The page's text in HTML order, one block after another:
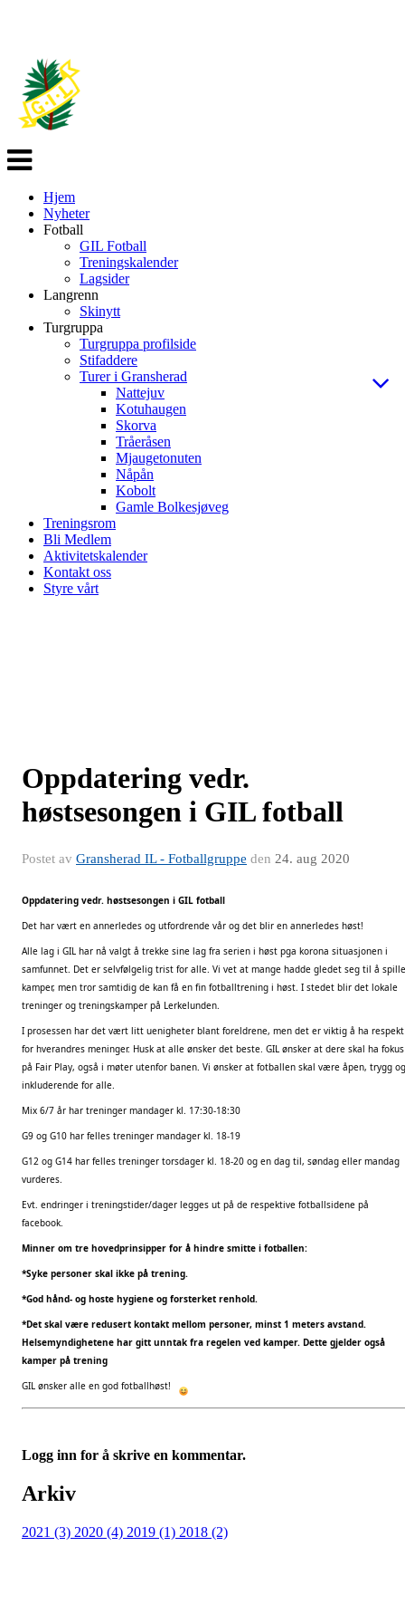
Veksle
navigasjon
Hjem
Nyheter
Fotball
GIL Fotball
Treningskalender
Lagsider
Langrenn
Skinytt
Turgruppa
Turgruppa profilside
Stifaddere
Turer i Gransherad
Nattejuv
Kotuhaugen
Skorva
Tråeråsen
Mjaugetonuten
Nåpån
Kobolt
Gamle Bolkesjøveg
Treningsrom
Bli Medlem
Aktivitetskalender
Kontakt oss
Styre vårt
Oppdatering vedr.
høstsesongen i GIL fotball
Postet av Gransherad IL - Fotballgruppe den 24. aug 2020
Oppdatering vedr. høstsesongen i GIL fotball
Det har vært en annerledes og utfordrende vår og det blir en annerledes høst!
Alle lag i GIL har nå valgt å trekke sine lag fra serien i høst pga korona situasjonen i
samfunnet. Det er selvfølgelig trist for alle. Vi vet at mange hadde gledet seg til å spille
kamper, men tror samtidig de kan få en fin fotballtrening i høst. I stedet blir det lokale
treninger og treningskamper på Lerkelunden.
I prosessen har det vært litt uenigheter blant foreldrene, men det er viktig å ha respekt
for hverandres meninger. Husk at alle ønsker det beste. GIL ønsker at dere skal ha fokus
på Fair Play, også i møter utenfor banen. Vi ønsker at fotballen skal være åpen, trygg og
inkluderende for alle.
Mix 6/7 år har treninger mandager kl. 17:30-18:30
G9 og G10 har felles treninger mandager kl. 18-19
G12 og G14 har felles treninger torsdager kl. 18-20 og en dag til, søndag eller mandag
vurderes.
Evt. endringer i treningstider/dager legges ut på de respektive fotballsidene på
facebook.
Minner om tre hovedprinsipper for å hindre smitte i fotballen:
*Syke personer skal ikke på trening.
*God hånd- og hoste hygiene og forsterket renhold.
*Det skal være redusert kontakt mellom personer, minst 1 meters avstand.
Helsemyndighetene har gitt unntak fra regelen ved kamper. Dette gjelder også
kamper på trening
GIL ønsker alle en god fotballhøst!
Logg inn for å skrive en kommentar.
Arkiv
2021 (3) 2020 (4) 2019 (1) 2018 (2)